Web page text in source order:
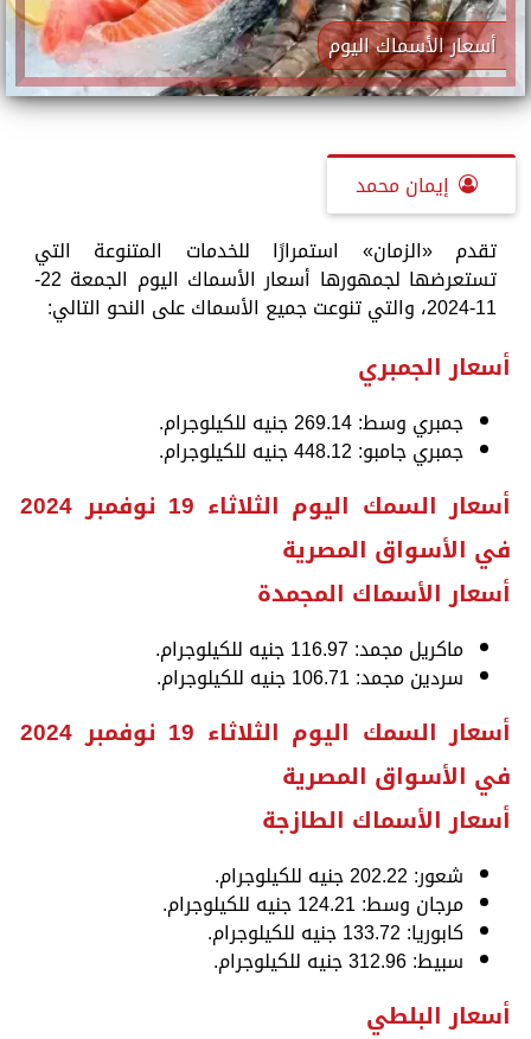
أسعار الأسماك اليوم
إيمان محمد
تقدم «الزمان» استمرارًا للخدمات المتنوعة التي
تستعرضها لجمهورها أسعار الأسماك اليوم الجمعة 22-
11-2024، والتي تنوعت جميع الأسماك على النحو التالي:
أسعار الجمبري
جمبري وسط: 269.14 جنيه للكيلوجرام.
جمبري جامبو: 448.12 جنيه للكيلوجرام.
أسعار السمك اليوم الثلاثاء 19 نوفمبر 2024
في الأسواق المصرية
أسعار الأسماك المجمدة
ماكريل مجمد: 116.97 جنيه للكيلوجرام.
سردين مجمد: 106.71 جنيه للكيلوجرام.
أسعار السمك اليوم الثلاثاء 19 نوفمبر 2024
في الأسواق المصرية
أسعار الأسماك الطازجة
شعور: 202.22 جنيه للكيلوجرام.
مرجان وسط: 124.21 جنيه للكيلوجرام.
كابوريا: 133.72 جنيه للكيلوجرام.
سبيط: 312.96 جنيه للكيلوجرام.
أسعار البلطي